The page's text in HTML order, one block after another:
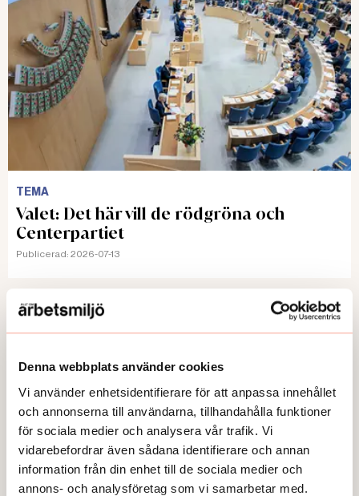
Denna webbplats använder cookies
Vi använder enhetsidentifierare för att anpassa innehållet
och annonserna till användarna, tillhandahålla funktioner
för sociala medier och analysera vår trafik. Vi
vidarebefordrar även sådana identifierare och annan
information från din enhet till de sociala medier och
annons- och analysföretag som vi samarbetar med.
TEMA
Valet: Det här vill de rödgröna och
Centerpartiet
Publicerad: 2026-07-13
Här kan du läsa några av våra
temaartiklar och granskningar.